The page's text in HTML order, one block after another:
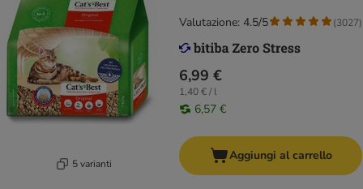
5 varianti
6,99 €
1,40 € / l
6,57 €
Valutazione: 4.5/5 (3027)
Aggiungi al carrello